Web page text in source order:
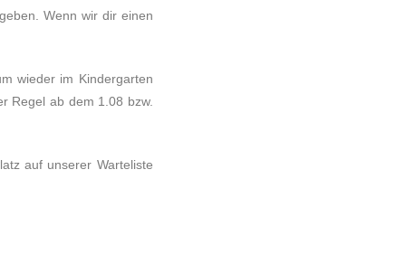
Wenn wir dir einen
wieder im Kindergarten
Regel ab dem 1.08 bzw.
auf unserer Warteliste